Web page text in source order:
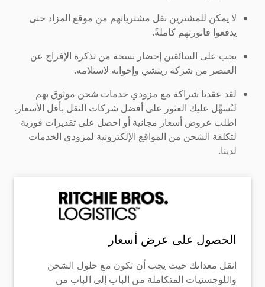
لا يمكن للمشترين نقل مشترياتهم من موقع المزاد حتى
يدفعوا فاتورتهم كاملةً.
يجب على السائقين إحضار نسخة من تذكرة الإفراج عن
العنصر من شركة ريتشي وإخوانه لاستلامه.
لقد عقدنا شراكة مع مزودي خدمات شحن موثوق بهم
لنُسهِّل عليك العثور على أفضل شركات النقل بأقل الأسعار.
اطلب عروض أسعار مجانية أو احصل على تقديرات فورية
لتكلفة الشحن من المواقع الإلكترونية لمزودي الخدمات
لدينا.
الحصول على عرض أسعار
انقل معداتك حيث يجب أن تكون مع حلول الشحن
واللوجستيات المتكاملة من الباب إلى الباب من